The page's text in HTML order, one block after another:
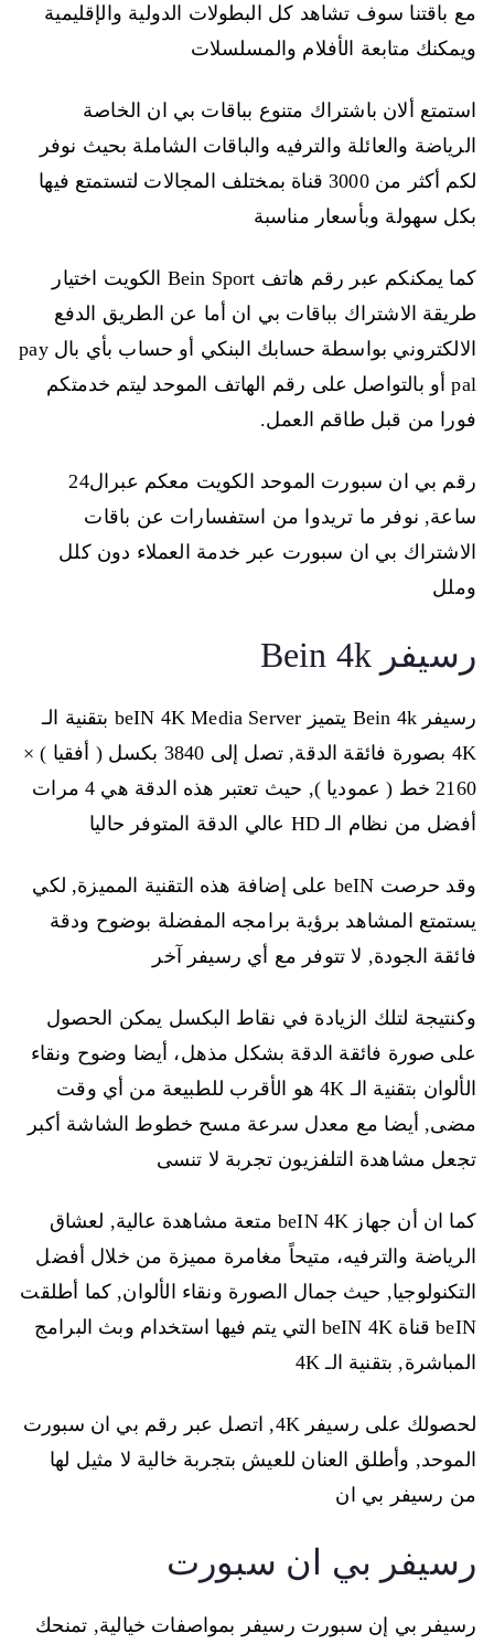
مع باقتنا سوف تشاهد كل البطولات الدولية والإقليمية
ويمكنك متابعة الأفلام والمسلسلات
استمتع ألان باشتراك متنوع بباقات بي ان الخاصة
الرياضة والعائلة والترفيه والباقات الشاملة بحيث نوفر
لكم أكثر من 3000 قناة بمختلف المجالات لتستمتع فيها
بكل سهولة وبأسعار مناسبة
كما يمكنكم عبر رقم هاتف Bein Sport الكويت اختيار
طريقة الاشتراك بباقات بي ان أما عن الطريق الدفع
الالكتروني بواسطة حسابك البنكي أو حساب بأي بال pay
pal أو بالتواصل على رقم الهاتف الموحد ليتم خدمتكم
فورا من قبل طاقم العمل.
رقم بي ان سبورت الموحد الكويت معكم عبرال24
ساعة, نوفر ما تريدوا من استفسارات عن باقات
الاشتراك بي ان سبورت عبر خدمة العملاء دون كلل
وملل
رسيفر Bein 4k
رسيفر Bein 4k يتميز beIN 4K Media Server بتقنية الـ
4K بصورة فائقة الدقة, تصل إلى 3840 بكسل ( أفقيا ) ×
2160 خط ( عموديا ), حيث تعتبر هذه الدقة هي 4 مرات
أفضل من نظام الـ HD عالي الدقة المتوفر حاليا
وقد حرصت beIN على إضافة هذه التقنية المميزة, لكي
يستمتع المشاهد برؤية برامجه المفضلة بوضوح ودقة
فائقة الجودة, لا تتوفر مع أي رسيفر آخر
وكنتيجة لتلك الزيادة في نقاط البكسل يمكن الحصول
على صورة فائقة الدقة بشكل مذهل، أيضا وضوح ونقاء
الألوان بتقنية الـ 4K هو الأقرب للطبيعة من أي وقت
مضى, أيضا مع معدل سرعة مسح خطوط الشاشة أكبر
تجعل مشاهدة التلفزيون تجربة لا تنسى
كما ان أن جهاز beIN 4K متعة مشاهدة عالية, لعشاق
الرياضة والترفيه، متيحاً مغامرة مميزة من خلال أفضل
التكنولوجيا, حيث جمال الصورة ونقاء الألوان, كما أطلقت
beIN قناة beIN 4K التي يتم فيها استخدام وبث البرامج
المباشرة, بتقنية الـ 4K
لحصولك على رسيفر 4K, اتصل عبر رقم بي ان سبورت
الموحد, وأطلق العنان للعيش بتجربة خالية لا مثيل لها
من رسيفر بي ان
رسيفر بي ان سبورت
رسيفر بي إن سبورت رسيفر بمواصفات خيالية, تمنحك